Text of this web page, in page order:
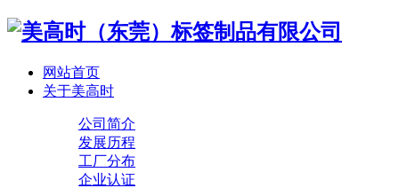
网站首页
关于美高时
公司简介
发展历程
工厂分布
企业认证